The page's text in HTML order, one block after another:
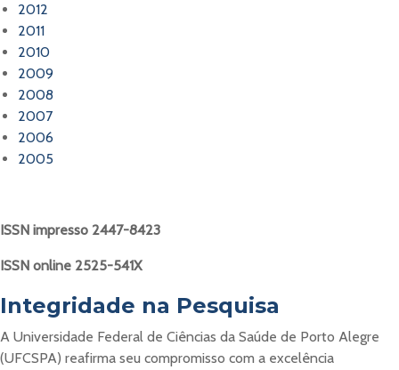
2012
2011
2010
2009
2008
2007
2006
2005
ISSN impresso 2447-8423
ISSN online 2525-541X
Integridade na Pesquisa
A Universidade Federal de Ciências da Saúde de Porto Alegre
(UFCSPA) reafirma seu compromisso com a excelência